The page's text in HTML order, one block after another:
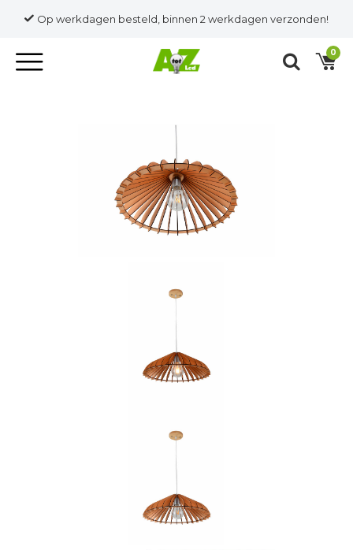
Op werkdagen besteld, binnen 2 werkdagen verzonden!
0